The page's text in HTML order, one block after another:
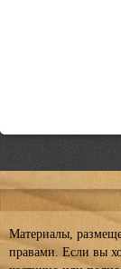
Материалы,
правами. Если вы